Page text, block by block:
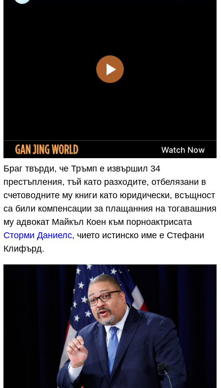
Браг твърди, че Тръмп е извършил 34
престъпления, тъй като разходите, отбелязани в
счетоводните му книги като юридически, всъщност
са били компенсации за плащанния на тогавашния
му адвокат Майкъл Коен към порноактрисата
Сторми Даниелс, чието истинско име е Стефани
Клифърд.